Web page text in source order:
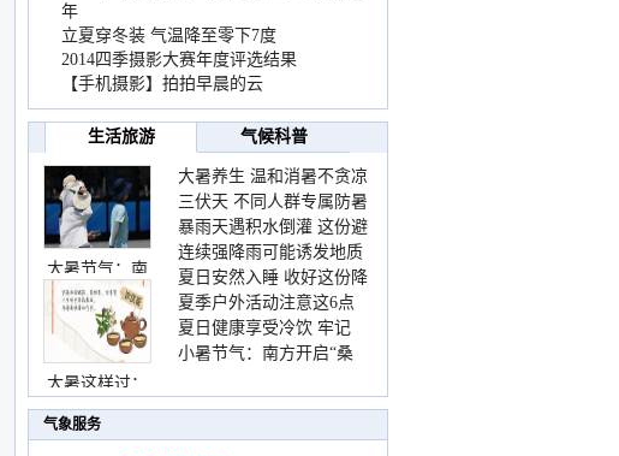
年
立夏穿冬装 气温降至零下7度
2014四季摄影大赛年度评选结果
【手机摄影】拍拍早晨的云
生活旅游 气候科普
大暑节气：南
大暑这样过：
大暑养生 温和消暑不贪凉
三伏天 不同人群专属防暑
要点请收好
暴雨天遇积水倒灌 这份避
险提示请收好
连续强降雨可能诱发地质
灾害 这些前兆要知道
夏日安然入睡 收好这份降
温小贴士
夏季户外活动注意这6点
防暑健身两不误
夏日健康享受冷饮 牢记
“两注意一控制”
小暑节气：南方开启“桑
季
气象服务